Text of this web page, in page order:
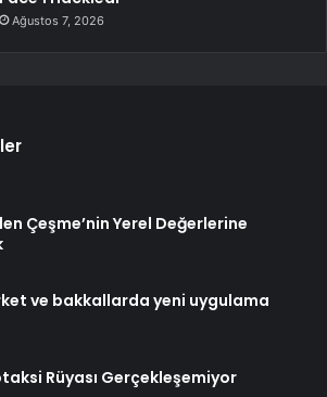
Ağustos 7, 2026
Çeşme’nin Yerel Değerlerine
ve bakkallarda yeni uygulama
Rüyası Gerçekleşemiyor